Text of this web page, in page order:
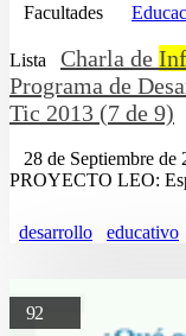
Facultades
Lista Charla de
Programa de
Tic 2013 (7 de 9)
28 de Septiembre de
PROYECTO LEO:
desarrollo educativo
92